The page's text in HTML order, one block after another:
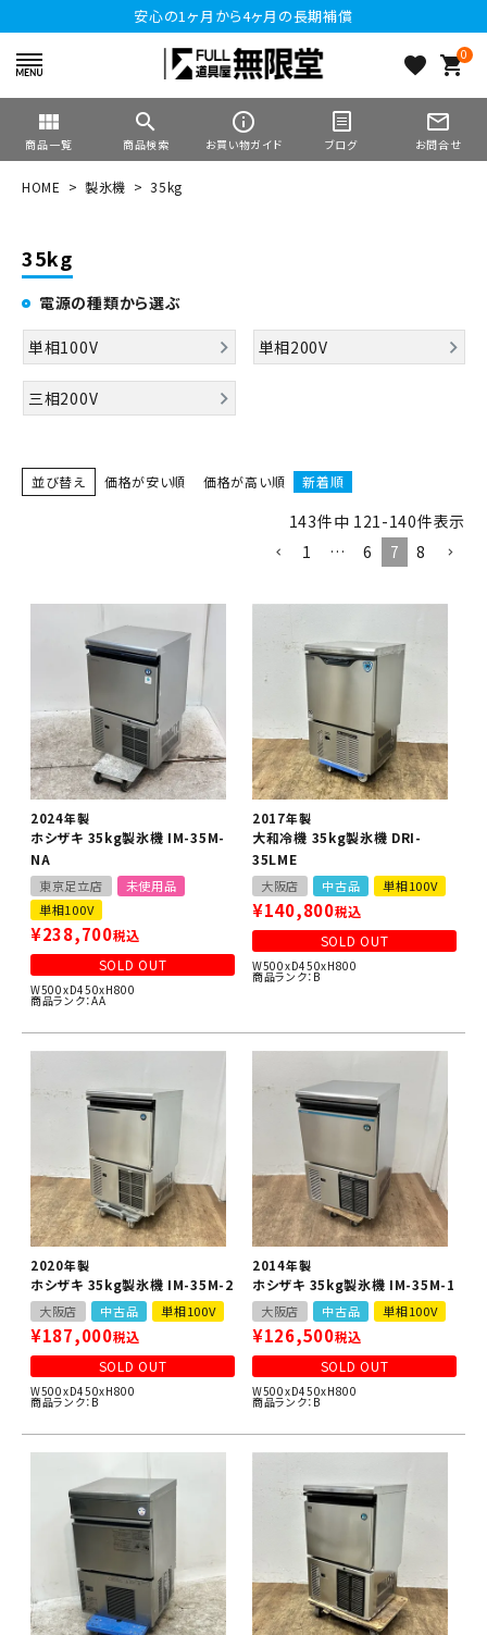
安心の1ヶ月から4ヶ月の長期補償
favorite 0
shopping_cart
view_module
商品一覧
search
商品検索
info_outline
お買い物ガイド ブログ
mail_outline
お問合せ
HOME 製氷機 35kg
35kg
電源の種類から選ぶ
単相100V 単相200V
三相200V
並び替え 価格が安い順 価格が高い順 新着順
143件中 121-140件表示
1
… 6 7 8
2024年製
ホシザキ 35kg製氷機 IM-35M-
NA
東京足立店
未使用品
単相100V
¥238,700税込
SOLD OUT
W500xD450xH800
商品ランク：AA
2017年製
大和冷機 35kg製氷機 DRI-
35LME
大阪店 中古品 単相100V
¥140,800税込
SOLD OUT
W500xD450xH800
商品ランク：B
2020年製
ホシザキ 35kg製氷機 IM-35M-2
大阪店 中古品 単相100V
¥187,000税込
SOLD OUT
W500xD450xH800
商品ランク：B
2014年製
ホシザキ 35kg製氷機 IM-35M-1
大阪店 中古品 単相100V
¥126,500税込
SOLD OUT
W500xD450xH800
商品ランク：B